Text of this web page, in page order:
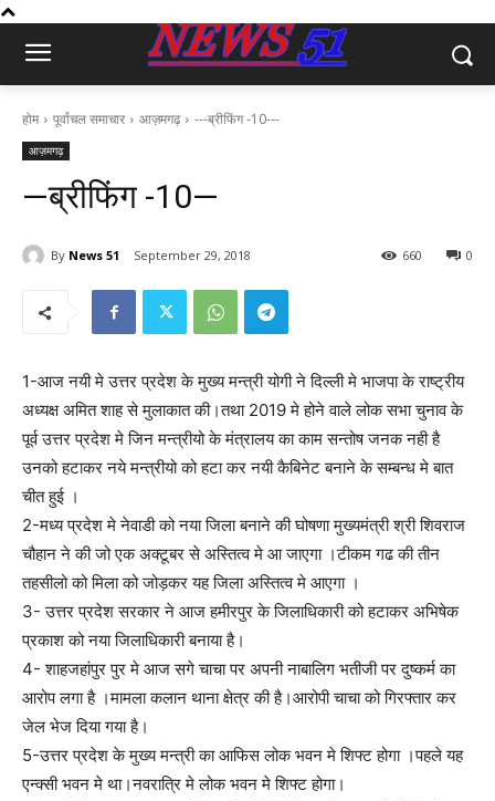
होम पूर्वांचल समाचार आज़मगढ़ ---ब्रीफिंग -10---
आज़मगढ़
—ब्रीफिंग -10—
By News 51 September 29, 2018 0
660
1-आज नयी मे उत्तर प्रदेश के मुख्य मन्त्री योगी ने दिल्ली मे भाजपा के राष्ट्रीय
अध्यक्ष अमित शाह से मुलाकात की।तथा 2019 मे होने वाले लोक सभा चुनाव के
पूर्व उत्तर प्रदेश मे जिन मन्त्रीयो के मंत्रालय का काम सन्तोष जनक नही है
उनको हटाकर नये मन्त्रीयो को हटा कर नयी कैबिनेट बनाने के सम्बन्ध मे बात
चीत हुई ।
2-मध्य प्रदेश मे नेवाडी को नया जिला बनाने की घोषणा मुख्यमंत्री श्री शिवराज
चौहान ने की जो एक अक्टूबर से अस्तित्व मे आ जाएगा ।टीकम गढ की तीन
तहसीलो को मिला को जोड़कर यह जिला अस्तित्व मे आएगा ।
3- उत्तर प्रदेश सरकार ने आज हमीरपुर के जिलाधिकारी को हटाकर अभिषेक
प्रकाश को नया जिलाधिकारी बनाया है।
4- शाहजहांपुर पुर मे आज सगे चाचा पर अपनी नाबालिग भतीजी पर दुष्कर्म का
आरोप लगा है ।मामला कलान थाना क्षेत्र की है।आरोपी चाचा को गिरफ्तार कर
जेल भेज दिया गया है।
5-उत्तर प्रदेश के मुख्य मन्त्री का आफिस लोक भवन मे शिफ्ट होगा ।पहले यह
एन्क्सी भवन मे था।नवरात्रि मे लोक भवन मे शिफ्ट होगा।